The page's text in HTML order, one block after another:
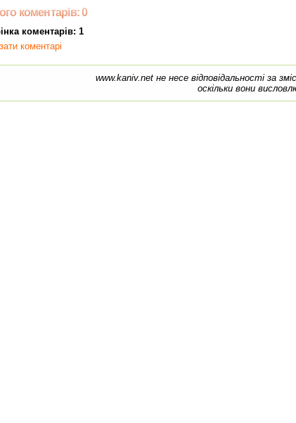
коментарів: 0
коментарів: 1
коментарі
www.kaniv.net не несе відповідальності за
оскільки вони